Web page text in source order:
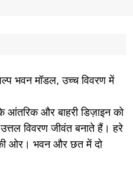
भवन मॉडल, उच्च विवरण में
आंतरिक और बाहरी डिज़ाइन को
विवरण जीवंत बनाते हैं। हरे
ओर। भवन और छत में दो